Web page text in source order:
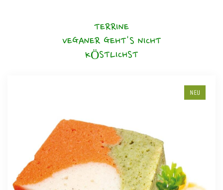
TERRINE
VEGANER GEHT'S NICHT
KÖSTLICHST
NEU